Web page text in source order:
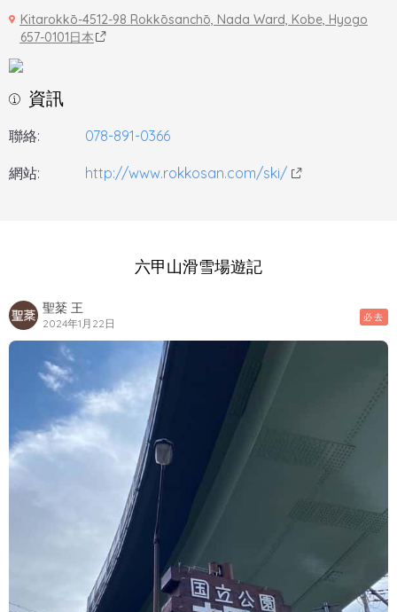
Kitarokkō-4512-98 Rokkōsanchō, Nada Ward, Kobe, Hyogo
657-0101日本
資訊
聯絡: 078-891-0366
網站: http://www.rokkosan.com/ski/
六甲山滑雪場遊記
聖棻 王
2024年1月22日 必去